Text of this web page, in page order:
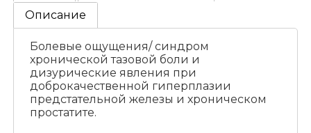
Описание
Болевые ощущения/ синдром
хронической тазовой боли и
дизурические явления при
доброкачественной гиперплазии
предстательной железы и хроническом
простатите.